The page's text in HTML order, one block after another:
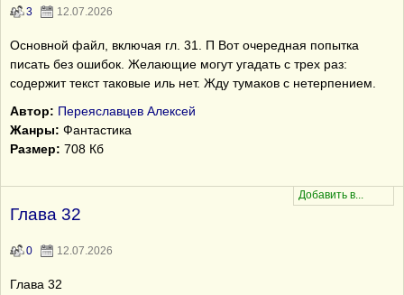
3 12.07.2026
Основной файл, включая гл. 31. П Вот очередная попытка
писать без ошибок. Желающие могут угадать с трех раз:
содержит текст таковые иль нет. Жду тумаков с нетерпением.
Автор: Переяславцев Алексей
Жанры: Фантастика
Размер: 708 Кб
Глава 32
0 12.07.2026
Глава 32